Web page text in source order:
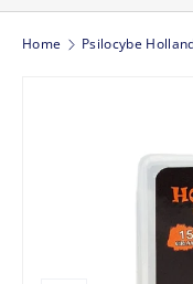
Home Psilocybe